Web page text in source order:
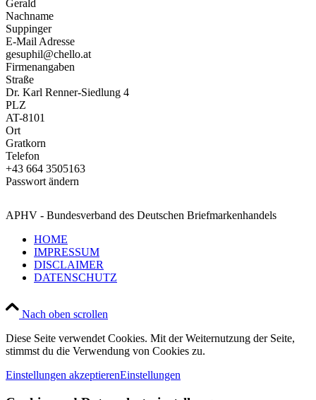
Gerald
Nachname
Suppinger
E-Mail Adresse
gesuphil@chello.at
Firmenangaben
Straße
Dr. Karl Renner-Siedlung 4
PLZ
AT-8101
Ort
Gratkorn
Telefon
+43 664 3505163
Passwort ändern
APHV - Bundesverband des Deutschen Briefmarkenhandels
HOME
IMPRESSUM
DISCLAIMER
DATENSCHUTZ
Nach oben scrollen
Diese Seite verwendet Cookies. Mit der Weiternutzung der Seite,
stimmst du die Verwendung von Cookies zu.
Einstellungen akzeptierenEinstellungen